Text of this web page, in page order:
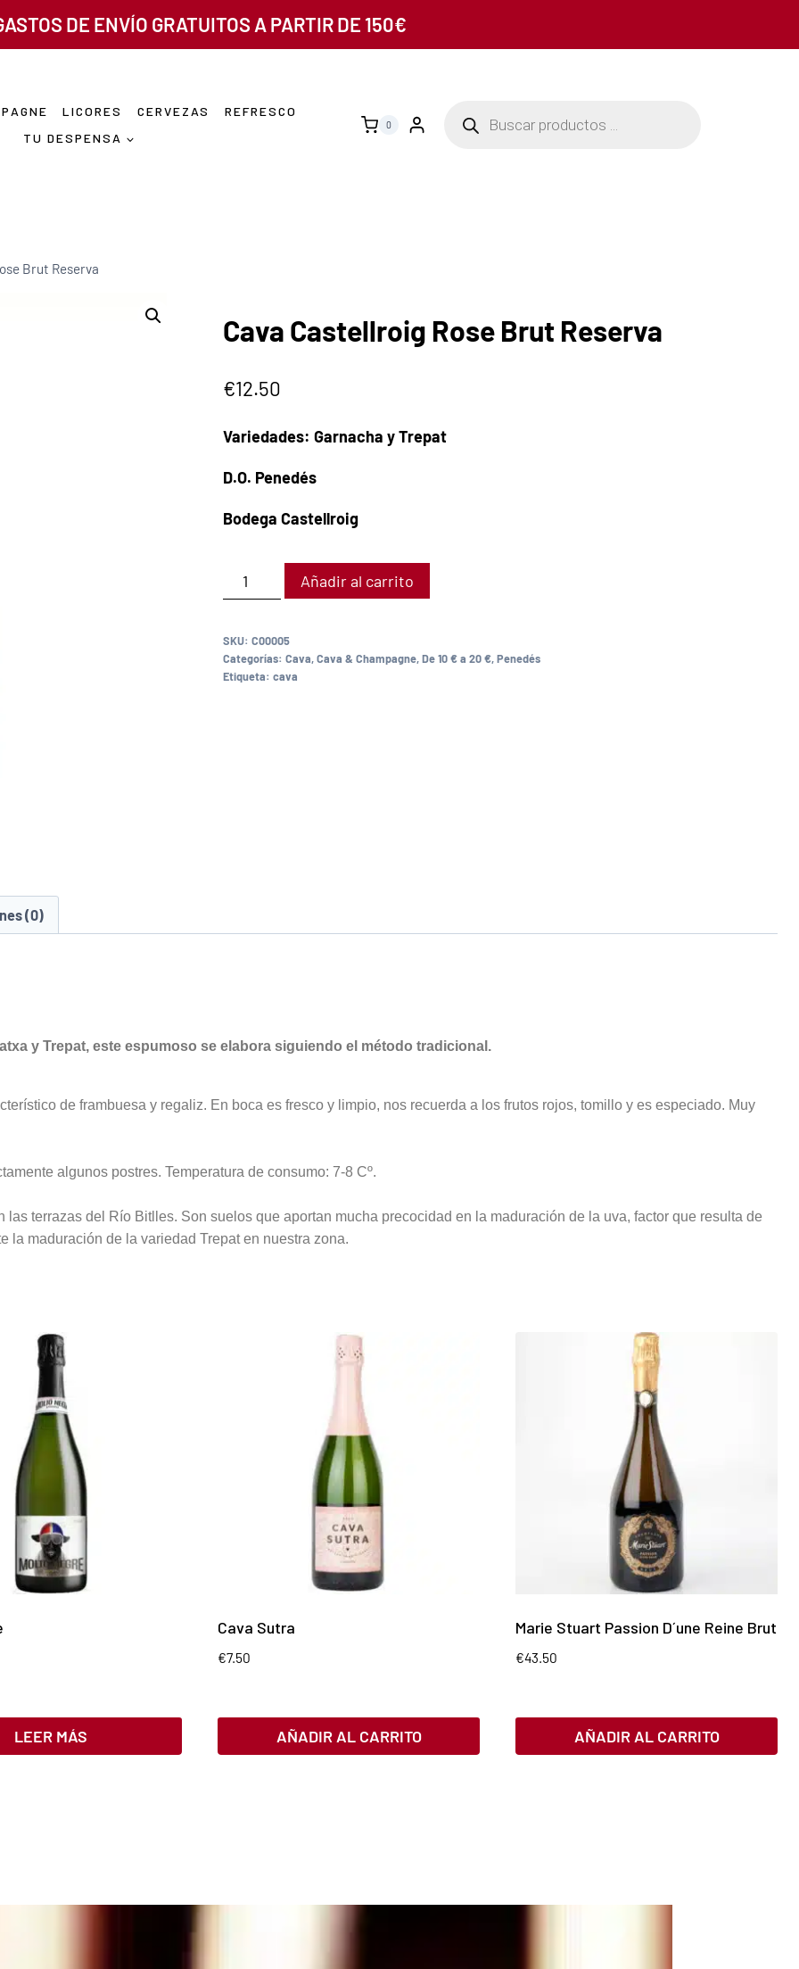
DE ENVÍO GRATUITOS A PARTIR DE 150€
LICORES CERVEZAS
REFRESCO
TU DESPENSA
0
Brut Reserva
Cava Castellroig Rose Brut Reserva
€12.50
Variedades: Garnacha y Trepat
D.O. Penedés
Bodega Castellroig
Añadir al carrito
SKU: C00005
Categorías: Cava,Cava & Champagne,De 10 € a 20 €,Penedés
Etiqueta: cava
(0)
y Trepat, este espumoso se elabora siguiendo el método tradicional.
de frambuesa y regaliz. En boca es fresco y limpio, nos recuerda a los frutos rojos, tomillo y es especiado. Muy
algunos postres. Temperatura de consumo: 7-8 Cº.
terrazas del Río Bitlles. Son suelos que aportan mucha precocidad en la maduración de la uva, factor que resulta de
la maduración de la variedad Trepat en nuestra zona.
LEER MÁS
Cava Sutra
€7.50
AÑADIR AL CARRITO
Marie Stuart Passion D´une Reine Brut
€43.50
AÑADIR AL CARRITO